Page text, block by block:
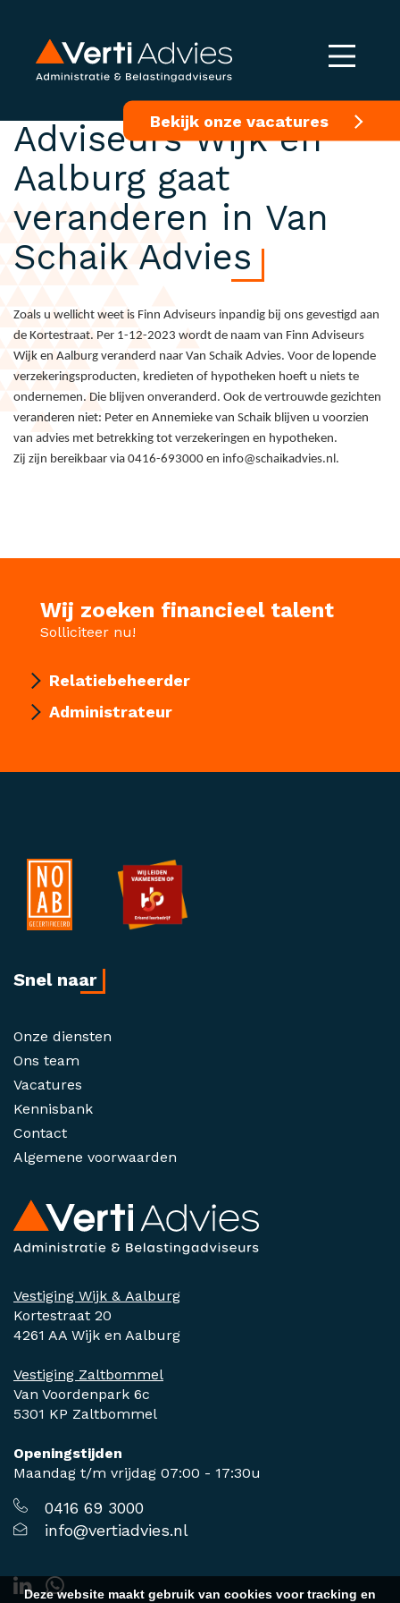
Bekijk onze vacatures
De naam Finn
Adviseurs Wijk en
Aalburg gaat
veranderen in Van
Schaik Advies
Zoals u wellicht weet is Finn Adviseurs inpandig bij ons gevestigd aan
de Kortestraat. Per 1-12-2023 wordt de naam van Finn Adviseurs
Wijk en Aalburg veranderd naar Van Schaik Advies. Voor de lopende
verzekeringsproducten, kredieten of hypotheken hoeft u niets te
ondernemen. Die blijven onveranderd. Ook de vertrouwde gezichten
veranderen niet: Peter en Annemieke van Schaik blijven u voorzien
van advies met betrekking tot verzekeringen en hypotheken.
Zij zijn bereikbaar via 0416-693000 en info@schaikadvies.nl.
Wij zoeken financieel talent
Solliciteer nu!
Relatiebeheerder
Administrateur
Vestiging Wijk & Aalburg
Kortestraat 20
4261 AA Wijk en Aalburg
Vestiging Zaltbommel
Van Voordenpark 6c
5301 KP Zaltbommel
Openingstijden
Maandag t/m vrijdag 07:00 - 17:30u
0416 69 3000
info@vertiadvies.nl
Snel naar
Onze diensten
Ons team
Vacatures
Kennisbank
Contact
Algemene voorwaarden
Deze website maakt gebruik van cookies voor tracking en